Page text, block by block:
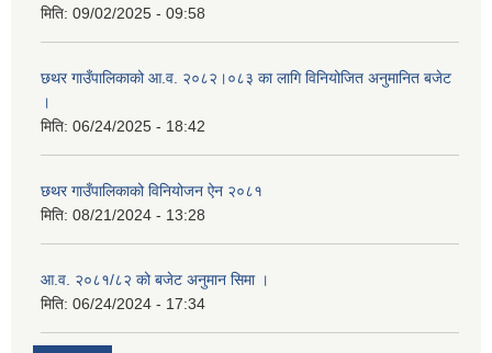
मिति: 09/02/2025 - 09:58
छथर गाउँपालिकाको आ.व. २०८२।०८३ का लागि विनियोजित अनुमानित बजेट
।
मिति: 06/24/2025 - 18:42
छथर गाउँपालिकाको विनियोजन ऐन २०८१
मिति: 08/21/2024 - 13:28
आ.व. २०८१/८२ को बजेट अनुमान सिमा ।
मिति: 06/24/2024 - 17:34